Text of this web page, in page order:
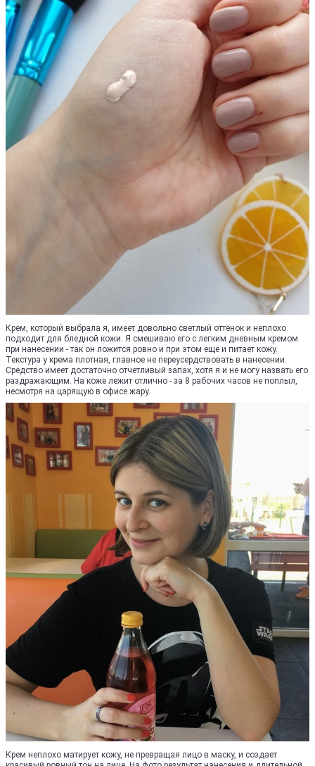
Крем, который выбрала я, имеет довольно светлый оттенок и неплохо
подходит для бледной кожи. Я смешиваю его с легким дневным кремом
при нанесении - так он ложится ровно и при этом еще и питает кожу.
Текстура у крема плотная, главное не переусердствовать в нанесении.
Средство имеет достаточно отчетливый запах, хотя я и не могу назвать его
раздражающим. На коже лежит отлично - за 8 рабочих часов не поплыл,
несмотря на царящую в офисе жару.
Крем неплохо матирует кожу, не превращая лицо в маску, и создает